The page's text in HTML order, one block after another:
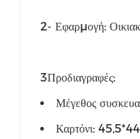
2- Εφαρμογή:
3Προδιαγραφές:
Μέγεθος
Καρτόνι: